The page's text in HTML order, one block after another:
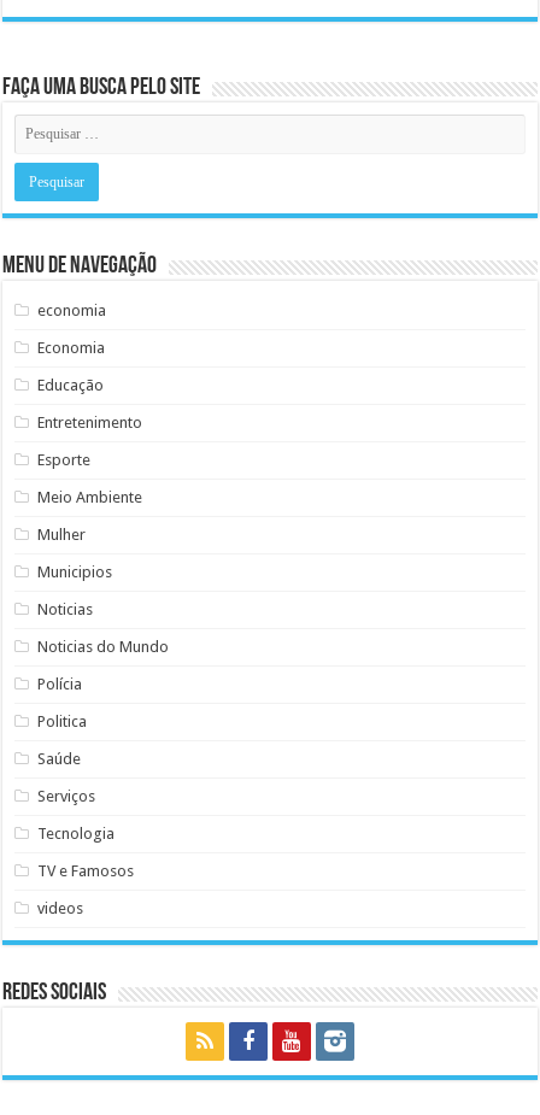
Faça uma busca pelo Site
Menu de Navegação
economia
Economia
Educação
Entretenimento
Esporte
Meio Ambiente
Mulher
Municipios
Noticias
Noticias do Mundo
Polícia
Politica
Saúde
Serviços
Tecnologia
TV e Famosos
videos
Redes Sociais